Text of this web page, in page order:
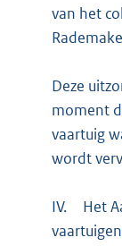
van het
Deze
moment
vaartuig
wordt
IV.
Het